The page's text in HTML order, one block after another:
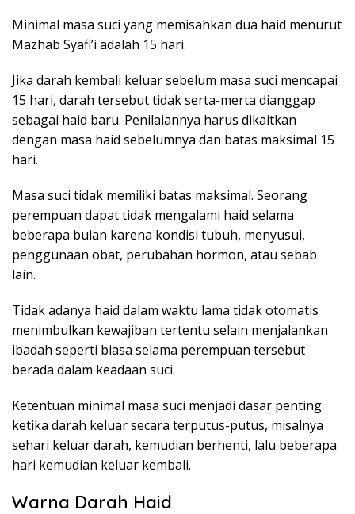
Minimal masa suci yang memisahkan dua haid menurut
Mazhab Syafi’i adalah 15 hari.
Jika darah kembali keluar sebelum masa suci mencapai
15 hari, darah tersebut tidak serta-merta dianggap
sebagai haid baru. Penilaiannya harus dikaitkan
dengan masa haid sebelumnya dan batas maksimal 15
hari.
Masa suci tidak memiliki batas maksimal. Seorang
perempuan dapat tidak mengalami haid selama
beberapa bulan karena kondisi tubuh, menyusui,
penggunaan obat, perubahan hormon, atau sebab
lain.
Tidak adanya haid dalam waktu lama tidak otomatis
menimbulkan kewajiban tertentu selain menjalankan
ibadah seperti biasa selama perempuan tersebut
berada dalam keadaan suci.
Ketentuan minimal masa suci menjadi dasar penting
ketika darah keluar secara terputus-putus, misalnya
sehari keluar darah, kemudian berhenti, lalu beberapa
hari kemudian keluar kembali.
Warna Darah Haid